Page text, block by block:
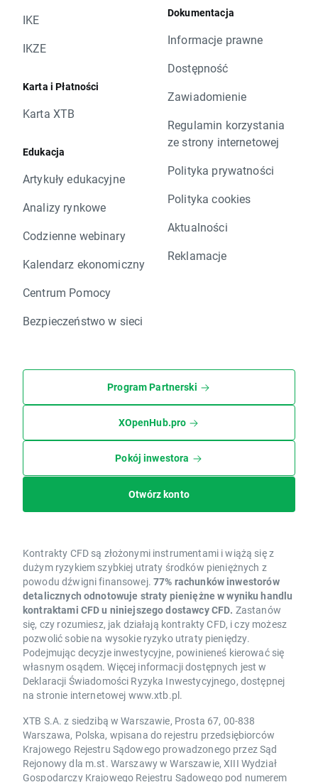
IKE
IKZE
Karta i Płatności
Karta XTB
Edukacja
Artykuły edukacyjne
Analizy rynkowe
Codzienne webinary
Kalendarz ekonomiczny
Centrum Pomocy
Bezpieczeństwo w sieci
Dokumentacja
Informacje prawne
Dostępność
Zawiadomienie
Regulamin korzystania
ze strony internetowej
Polityka prywatności
Polityka cookies
Aktualności
Reklamacje
Program Partnerski
XOpenHub.pro
Pokój inwestora
Otwórz konto
Kontrakty CFD są złożonymi instrumentami i wiążą się z
dużym ryzykiem szybkiej utraty środków pieniężnych z
powodu dźwigni finansowej. 77% rachunków inwestorów
detalicznych odnotowuje straty pieniężne w wyniku handlu
kontraktami CFD u niniejszego dostawcy CFD. Zastanów
się, czy rozumiesz, jak działają kontrakty CFD, i czy możesz
pozwolić sobie na wysokie ryzyko utraty pieniędzy.
Podejmując decyzje inwestycyjne, powinieneś kierować się
własnym osądem. Więcej informacji dostępnych jest w
Deklaracji Świadomości Ryzyka Inwestycyjnego, dostępnej
na stronie internetowej www.xtb.pl.
XTB S.A. z siedzibą w Warszawie, Prosta 67, 00-838
Warszawa, Polska, wpisana do rejestru przedsiębiorców
Krajowego Rejestru Sądowego prowadzonego przez Sąd
Rejonowy dla m.st. Warszawy w Warszawie, XIII Wydział
Gospodarczy Krajowego Rejestru Sądowego pod numerem